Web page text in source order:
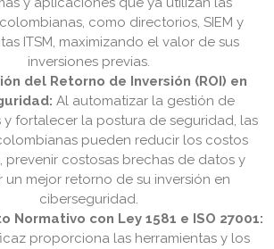
como directorios, SIEM y
ITSM, maximizando el valor de sus
inversiones previas.
del Retorno de Inversión (ROI) en
Al automatizar la gestión de
y fortalecer la postura de seguridad, las
pueden reducir los costos
prevenir costosas brechas de datos y
un mejor retorno de su inversión en
ciberseguridad.
Normativo con Ley 1581 e ISO 27001:
proporciona las herramientas y los